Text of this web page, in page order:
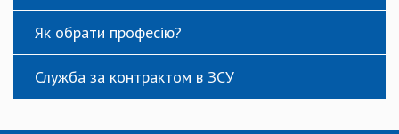
Як обрати професію?
Служба за контрактом в ЗСУ